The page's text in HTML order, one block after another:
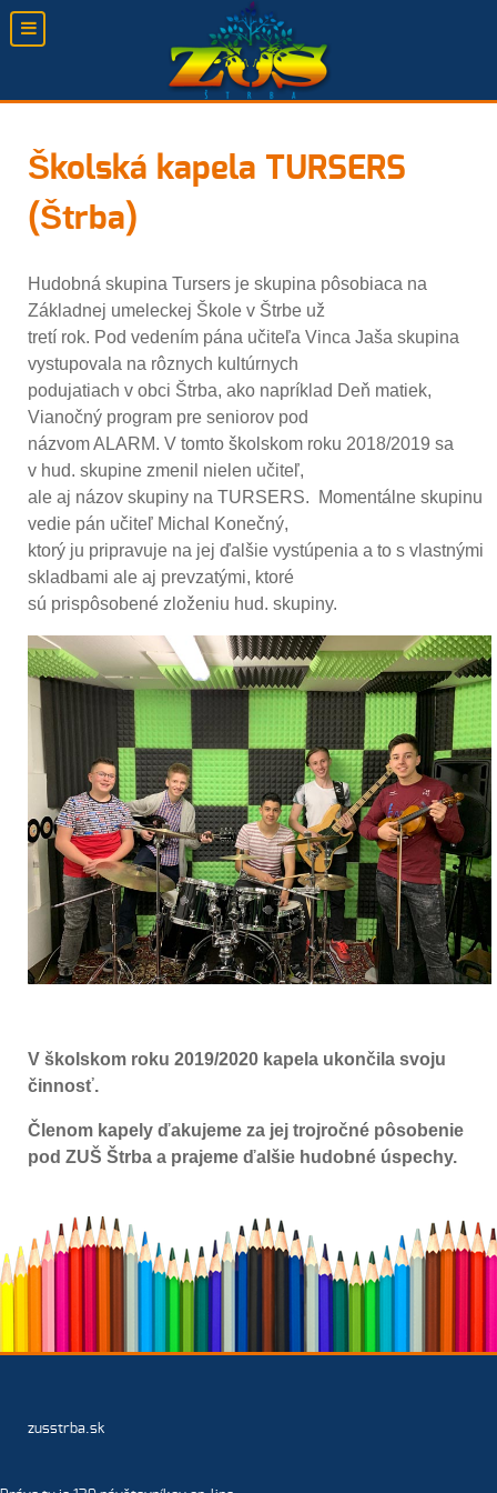
Školská kapela TURSERS
(Štrba)
Hudobná skupina Tursers je skupina pôsobiaca na
Základnej umeleckej Škole v Štrbe už
tretí rok. Pod vedením pána učiteľa Vinca Jaša skupina
vystupovala na rôznych kultúrnych
podujatiach v obci Štrba, ako napríklad Deň matiek,
Vianočný program pre seniorov pod
názvom ALARM. V tomto školskom roku 2018/2019 sa
v hud. skupine zmenil nielen učiteľ,
ale aj názov skupiny na TURSERS. Momentálne skupinu
vedie pán učiteľ Michal Konečný,
ktorý ju pripravuje na jej ďalšie vystúpenia a to s vlastnými
skladbami ale aj prevzatými, ktoré
sú prispôsobené zloženiu hud. skupiny.
V školskom roku 2019/2020 kapela ukončila svoju
činnosť.
Členom kapely ďakujeme za jej trojročné pôsobenie
pod ZUŠ Štrba a prajeme ďalšie hudobné úspechy.
zusstrba.sk